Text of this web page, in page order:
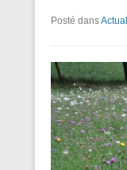
Posté dans